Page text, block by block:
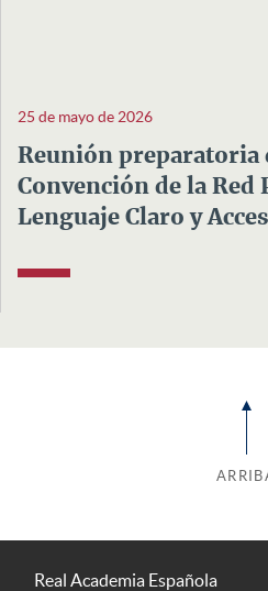
25 de mayo de 2026
Reunión preparatoria
Convención de la Red
Lenguaje Claro y
Real Academia Española